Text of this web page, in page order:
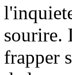
sourire.
frapper